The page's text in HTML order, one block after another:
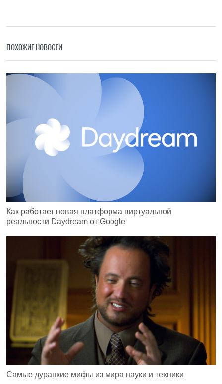
ПОХОЖИЕ НОВОСТИ
Как работает новая платформа виртуальной
реальности Daydream от Google
Самые дурацкие мифы из мира науки и техники